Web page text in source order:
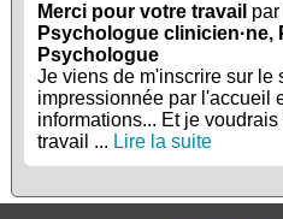
Merci pour votre travail
Psychologue
Psychologue
Je viens de m'inscrire sur le
impressionnée par l'accueil
informations... Et je
travail ... Lire la suite